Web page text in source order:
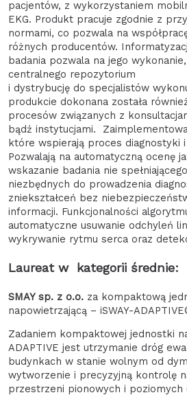
pacjentów, z wykorzystaniem
EKG. Produkt pracuje zgodnie z
normami, co pozwala na
różnych producentów.
badania pozwala na jego
centralnego repozytorium
i dystrybucję do specjalistów
produkcie dokonana została
procesów związanych z
bądź instytucjami.
które wspierają proces diagnostyki i
Pozwalają na automatyczną ocenę
wskazanie badania nie
niezbędnych do prowadzenia
zniekształceń bez
informacji. Funkcjonalności
automatyczne usuwanie odchyleń
wykrywanie rytmu serca oraz
Laureat w kategorii średnie:
SMAY sp. z o.o. za kompaktową
napowietrzającą – iSWAY-
Zadaniem kompaktowej jednostki
ADAPTIVE jest utrzymanie dróg
budynkach w stanie wolnym od
wytworzenie i precyzyjną kontrolę
przestrzeni pionowych i poziomych